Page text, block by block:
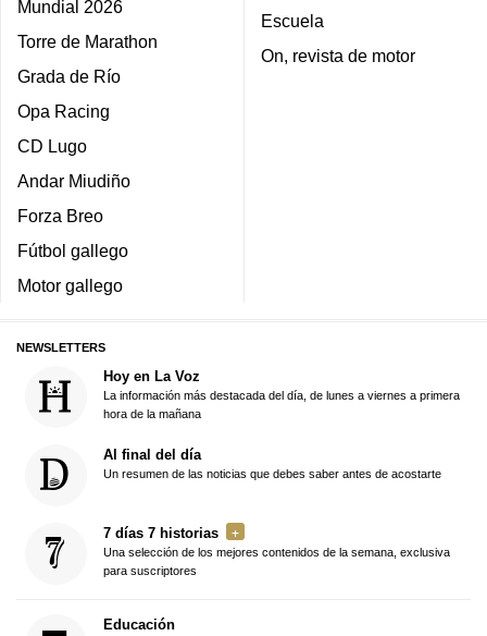
Mundial 2026
Torre de Marathon
Grada de Río
Opa Racing
CD Lugo
Andar Miudiño
Forza Breo
Fútbol gallego
Motor gallego
Escuela
On, revista de motor
NEWSLETTERS
Hoy en La Voz
La información más destacada del día, de lunes a viernes a primera
hora de la mañana
Al final del día
Un resumen de las noticias que debes saber antes de acostarte
7 días 7 historias
Una selección de los mejores contenidos de la semana, exclusiva
para suscriptores
Educación